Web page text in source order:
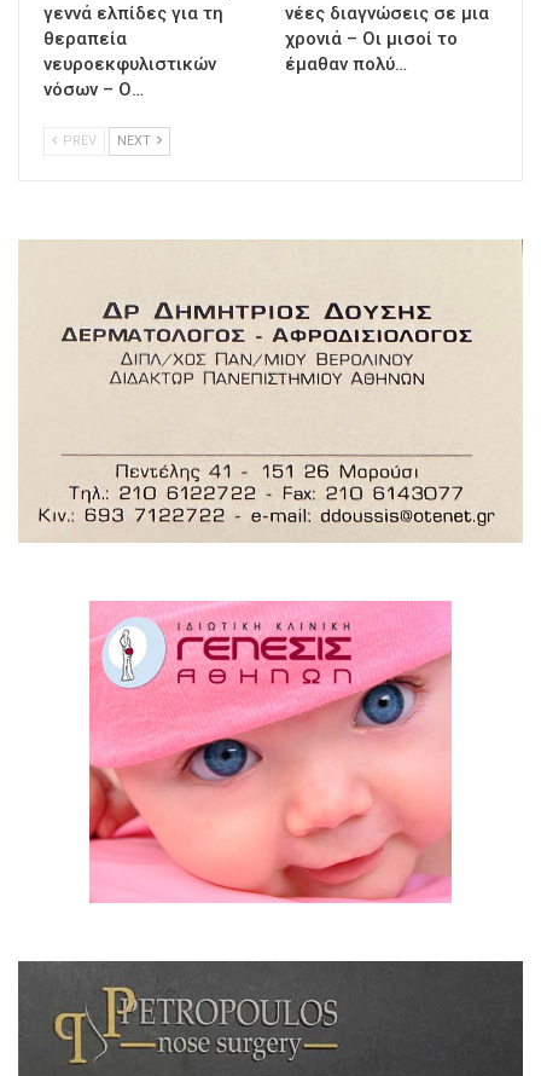
γεννά ελπίδες για τη
θεραπεία
νευροεκφυλιστικών
νόσων – Ο…
νέες διαγνώσεις σε μια
χρονιά – Οι μισοί το
έμαθαν πολύ…
PREV NEXT